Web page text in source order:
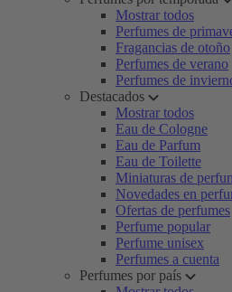
Mostrar todos
Perfumes de
Fragancias de otoño
Perfumes de verano
Perfumes de
Destacados
Mostrar todos
Eau de Cologne
Eau de Parfum
Eau de Toilette
Miniaturas de
Novedades en
Ofertas de perfumes
Perfume popular
Perfume unisex
Perfumes a cuenta
Perfumes por país